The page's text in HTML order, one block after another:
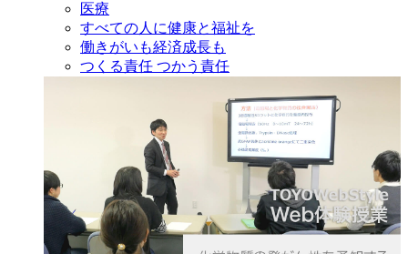
医療
すべての人に健康と福祉を
働きがいも経済成長も
つくる責任 つかう責任